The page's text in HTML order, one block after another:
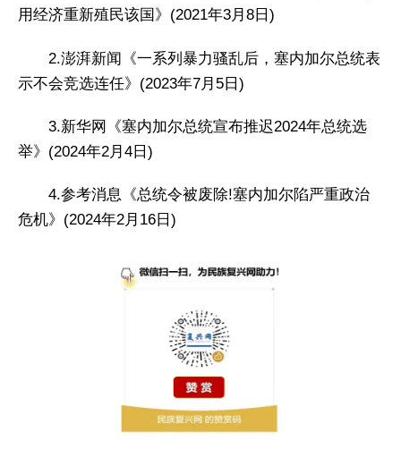
用经济重新殖民该国》(2021年3月8日)
2.澎湃新闻《一系列暴力骚乱后，塞内加尔总统表
示不会竞选连任》(2023年7月5日)
3.新华网《塞内加尔总统宣布推迟2024年总统选
举》(2024年2月4日)
4.参考消息《总统令被废除!塞内加尔陷严重政治
危机》(2024年2月16日)